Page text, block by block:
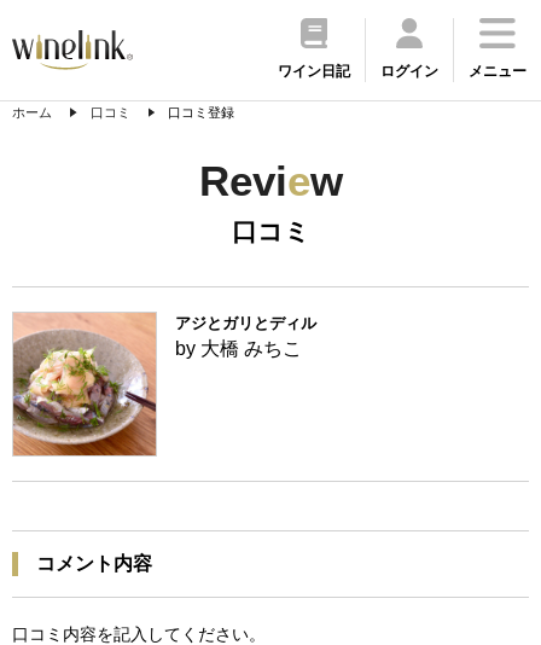
ワイン日記 ログイン メニュー
ホーム 口コミ 口コミ登録
Review
口コミ
アジとガリとディル
by 大橋 みちこ
コメント内容
口コミ内容を記入してください。